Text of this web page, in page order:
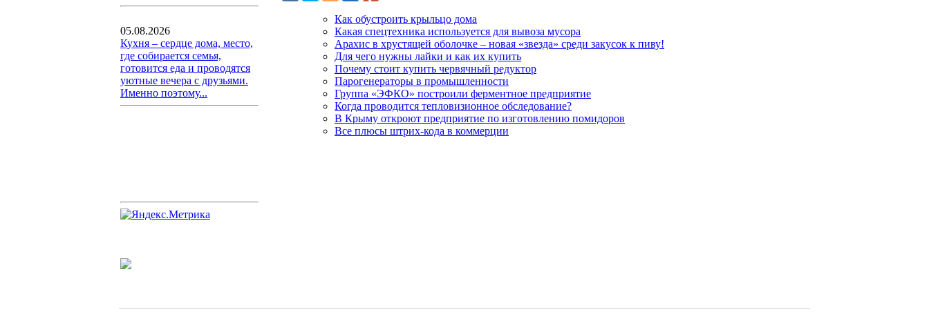
05.08.2026
Кухня – сердце дома, место,
где собирается семья,
готовится еда и проводятся
уютные вечера с друзьями.
Именно поэтому...
Как обустроить крыльцо дома
Какая спецтехника используется для вывоза мусора
Арахис в хрустящей оболочке – новая «звезда» среди закусок к пиву!
Для чего нужны лайки и как их купить
Почему стоит купить червячный редуктор
Парогенераторы в промышленности
Группа «ЭФКО» построили ферментное предприятие
Когда проводится тепловизионное обследование?
В Крыму откроют предприятие по изготовлению помидоров
Все плюсы штрих-кода в коммерции